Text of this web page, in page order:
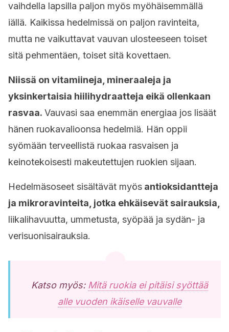
vaihdella lapsilla paljon myös myöhäisemmällä
iällä. Kaikissa hedelmissä on paljon ravinteita,
mutta ne vaikuttavat vauvan ulosteeseen toiset
sitä pehmentäen, toiset sitä kovettaen.
Niissä on vitamiineja, mineraaleja ja
yksinkertaisia hiilihydraatteja eikä ollenkaan
rasvaa. Vauvasi saa enemmän energiaa jos lisäät
hänen ruokavalioonsa hedelmiä. Hän oppii
syömään terveellistä ruokaa rasvaisen ja
keinotekoisesti makeutettujen ruokien sijaan.
Hedelmäsoseet sisältävät myös antioksidantteja
ja mikroravinteita, jotka ehkäisevät sairauksia,
liikalihavuutta, ummetusta, syöpää ja sydän- ja
verisuonisairauksia.
Katso myös: Mitä ruokia ei pitäisi syöttää
alle vuoden ikäiselle vauvalle